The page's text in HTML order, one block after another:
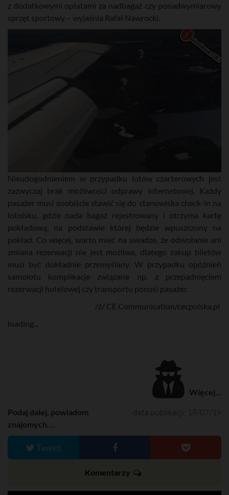
z dodatkowymi opłatami za nadbagaż czy ponadwymiarowy
sprzęt sportowy – wyjaśnia Rafał Nawrocki.
Nieudogodnieniem w przypadku lotów czarterowych jest
zazwyczaj brak możliwości odprawy internetowej. Każdy
pasażer musi osobiście stawić się do stanowiska check-in na
lotnisku, gdzie nada bagaż rejestrowany i otrzyma kartę
pokładową, na podstawie której będzie wpuszczony na
pokład. Co więcej, warto mieć na uwadze, że odwołanie ani
zmiana rezerwacji nie jest możliwa, dlatego zakup biletów
musi być dokładnie przemyślany. W przypadku opóźnień
samolotu komplikacje związane np. z przepadnięciem
rezerwacji hotelowej czy transportu ponosi pasażer.
/ź/ CE Communication/cecpolska.pl
loading...
Więcej...
data publikacji: 18/07/19
Podaj dalej, powiadom
znajomych....
Tweet
Komentarzy